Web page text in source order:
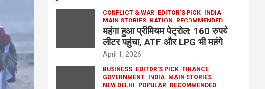
CONFLICT & WAR EDITOR'S PICK INDIA
MAIN STORIES NATION RECOMMENDED
महंगा हुआ प्रीमियम पेट्रोल: 160 रुपये
लीटर पहुंचा, ATF और LPG भी महंगे
April 1, 2026
BUSINESS EDITOR'S PICK FINANCE
GOVERNMENT INDIA MAIN STORIES
NEW DELHI
POPULAR RECOMMENDED